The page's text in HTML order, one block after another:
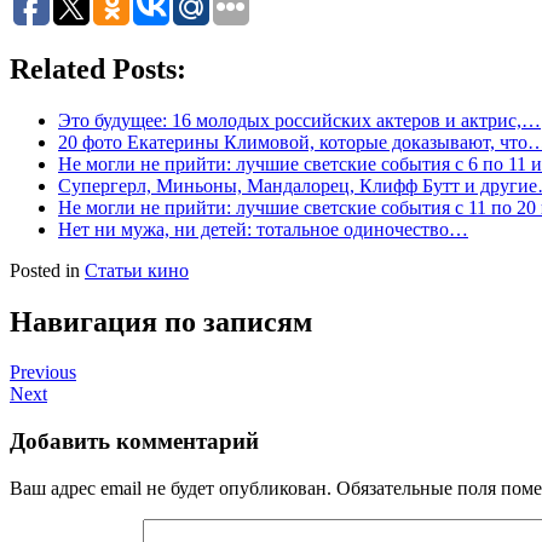
Related Posts:
Это будущее: 16 молодых российских актеров и актрис,…
20 фото Екатерины Климовой, которые доказывают,
Не могли не прийти: лучшие светские события с 6 по 11
Супергерл, Миньоны, Мандалорец, Клифф Бутт и
Не могли не прийти: лучшие светские события с 11 по
Нет ни мужа, ни детей: тотальное одиночество…
Posted in Статьи кино
Навигация по записям
Previous
Next
Добавить комментарий
Ваш адрес email не будет опубликован. Обязательные поля